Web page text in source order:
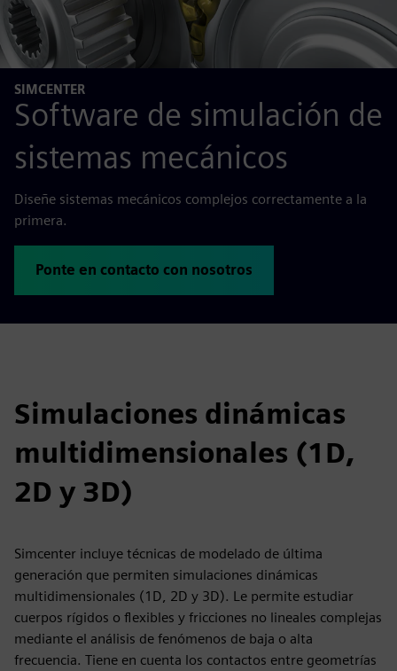
SIMCENTER
Software de simulación de
sistemas mecánicos
Diseñe sistemas mecánicos complejos correctamente a la
primera.
Ponte en contacto con nosotros
Simulaciones dinámicas
multidimensionales (1D,
2D y 3D)
Simcenter incluye técnicas de modelado de última
generación que permiten simulaciones dinámicas
multidimensionales (1D, 2D y 3D). Le permite estudiar
cuerpos rígidos o flexibles y fricciones no lineales complejas
mediante el análisis de fenómenos de baja o alta
frecuencia. Tiene en cuenta los contactos entre geometrías